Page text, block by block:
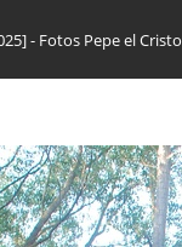
- Fotos Pepe el Cristo